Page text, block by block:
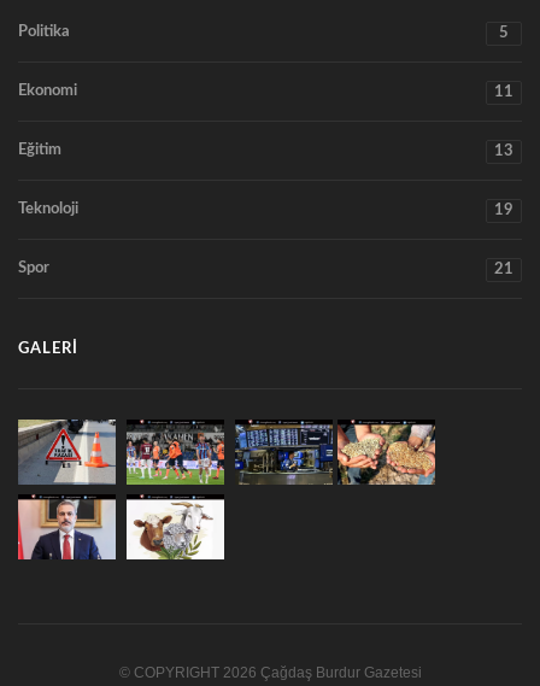
Politika 5
Ekonomi 11
Eğitim 13
Teknoloji 19
Spor 21
GALERI
© COPYRIGHT 2026 Çağdaş Burdur Gazetesi